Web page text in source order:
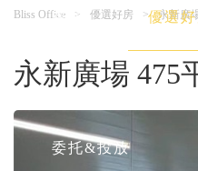
首 頁 優選
委托&投放
Bliss Office > 優選好房 > 永新廣
永新廣場 475